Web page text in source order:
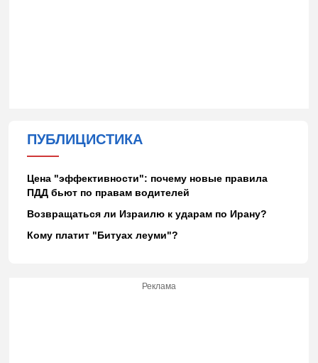
ПУБЛИЦИСТИКА
Цена "эффективности": почему новые правила
ПДД бьют по правам водителей
Возвращаться ли Израилю к ударам по Ирану?
Кому платит "Битуах леуми"?
Реклама